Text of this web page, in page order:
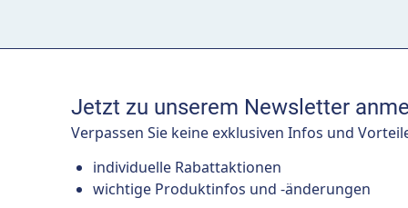
Jetzt zu unserem Newsletter
Verpassen Sie keine exklusiven Infos und
individuelle Rabattaktionen
wichtige Produktinfos und -änderungen